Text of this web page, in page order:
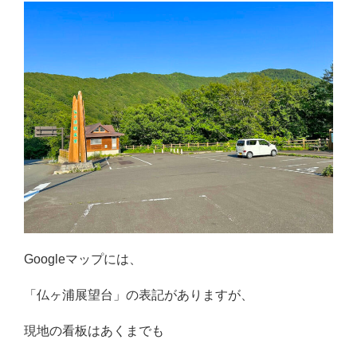
Googleマップには、
「仏ヶ浦展望台」の表記がありますが、
現地の看板はあくまでも